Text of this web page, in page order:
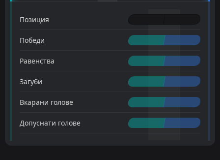
Позиция
Победи
Равенства
Загуби
Вкарани голове
Допуснати голове